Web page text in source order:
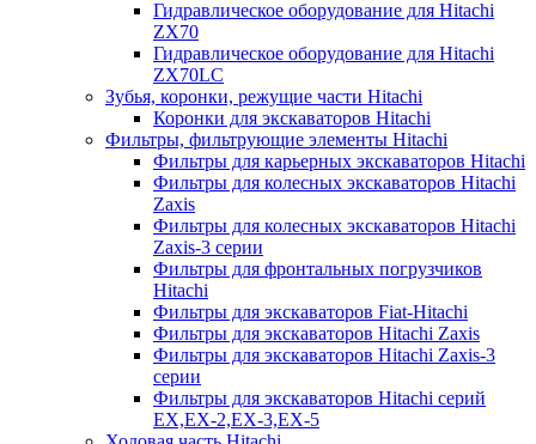
Гидравлическое оборудование для Hitachi
ZX70
Гидравлическое оборудование для Hitachi
ZX70LC
Зубья, коронки, режущие части Hitachi
Коронки для экскаваторов Hitachi
Фильтры, фильтрующие элементы Hitachi
Фильтры для карьерных экскаваторов Hitachi
Фильтры для колесных экскаваторов Hitachi
Zaxis
Фильтры для колесных экскаваторов Hitachi
Zaxis-3 серии
Фильтры для фронтальных погрузчиков
Hitachi
Фильтры для экскаваторов Fiat-Hitachi
Фильтры для экскаваторов Hitachi Zaxis
Фильтры для экскаваторов Hitachi Zaxis-3
серии
Фильтры для экскаваторов Hitachi серий
EX,EX-2,EX-3,EX-5